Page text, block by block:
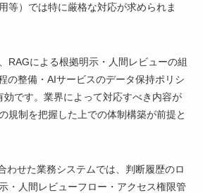
等）では特に厳格な対応が求められま
RAGによる根拠明示・人間レビューの組
の整備・AIサービスのデータ保持ポリシ
効です。業界によって対応すべき内容が
規制を把握した上での体制構築が前提と
わせた業務システムでは、判断履歴のロ
・人間レビューフロー・アクセス権限管